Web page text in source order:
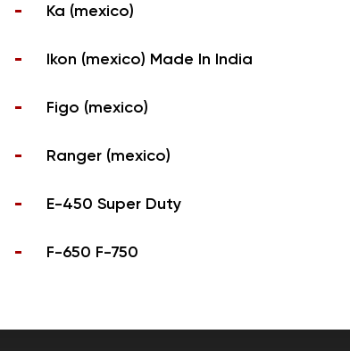
Ka (mexico)
Ikon (mexico) Made In India
Figo (mexico)
Ranger (mexico)
E-450 Super Duty
F-650 F-750